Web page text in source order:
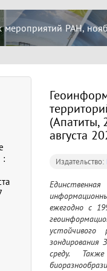
РАН,
:
(Апатиты,
августа
Издательство:
ежегодно с
устойчивого
зондирования
среду.